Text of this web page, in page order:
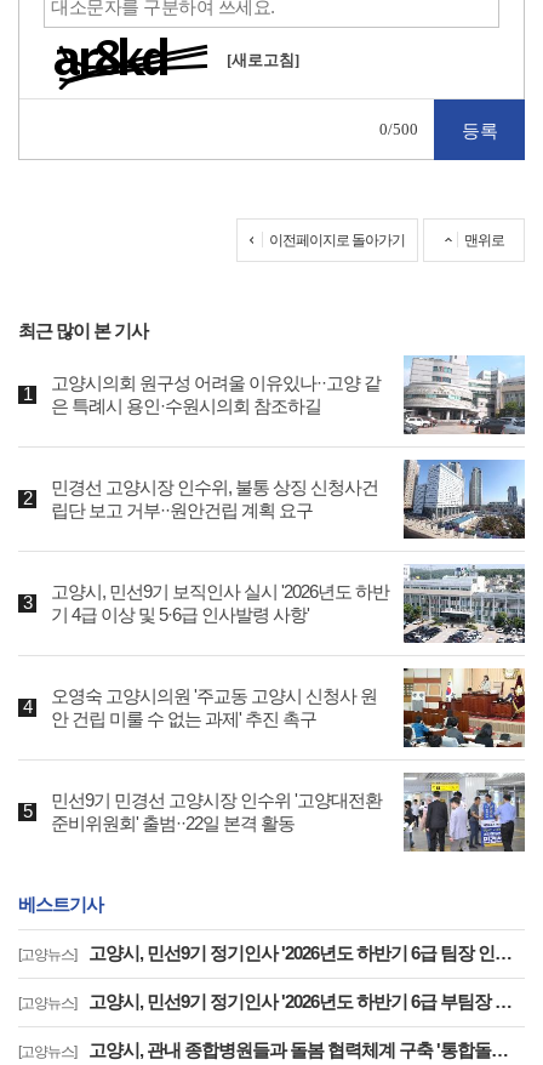
[새로고침]
0/500
이전페이지로 돌아가기 맨위로
최근 많이 본 기사
고양시의회 원구성 어려울 이유있나··고양 같
은 특례시 용인·수원시의회 참조하길
민경선 고양시장 인수위, 불통 상징 신청사건
립단 보고 거부··원안건립 계획 요구
고양시, 민선9기 보직인사 실시 '2026년도 하반
기 4급 이상 및 5·6급 인사발령 사항'
오영숙 고양시의원 '주교동 고양시 신청사 원
안 건립 미룰 수 없는 과제' 추진 촉구
민선9기 민경선 고양시장 인수위 '고양대전환
준비위원회' 출범··22일 본격 활동
베스트기사
[고양뉴스] 고양시, 민선9기 정기인사 '2026년도 하반기 6급 팀장 인사발령 사항'
[고양뉴스] 고양시, 민선9기 정기인사 '2026년도 하반기 6급 부팀장 이하 인사발령 사항'
[고양뉴스] 고양시, 관내 종합병원들과 돌봄 협력체계 구축 '통합돌봄 대상자 발굴 및 연계'